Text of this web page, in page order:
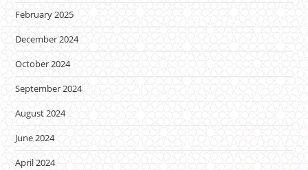
February 2025
December 2024
October 2024
September 2024
August 2024
June 2024
April 2024